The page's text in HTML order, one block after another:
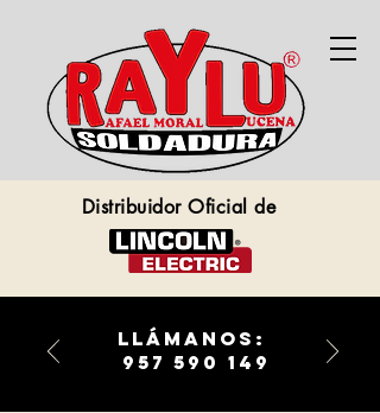
llámanos:
957 590 149
Distribuidor Oficial de